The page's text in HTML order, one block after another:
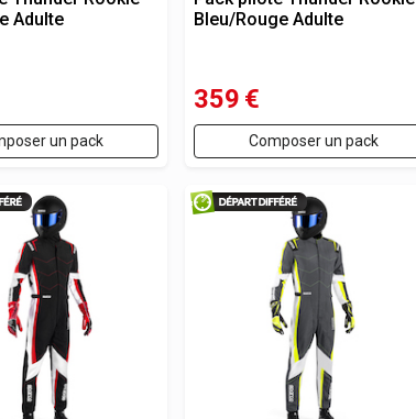
Adulte
un pack
Bleu/Rouge Adulte
359 €
Composer un pack